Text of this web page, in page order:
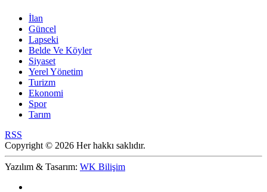
İlan
Güncel
Lapseki
Belde Ve Köyler
Siyaset
Yerel Yönetim
Turizm
Ekonomi
Spor
Tarım
RSS
Copyright © 2026 Her hakkı saklıdır.
Yazılım & Tasarım: WK Bilişim